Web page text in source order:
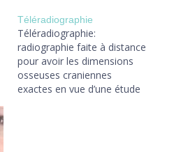
Téléradiographie
Téléradiographie:
radiographie faite à distance
pour avoir les dimensions
osseuses craniennes
exactes en vue d’une étude